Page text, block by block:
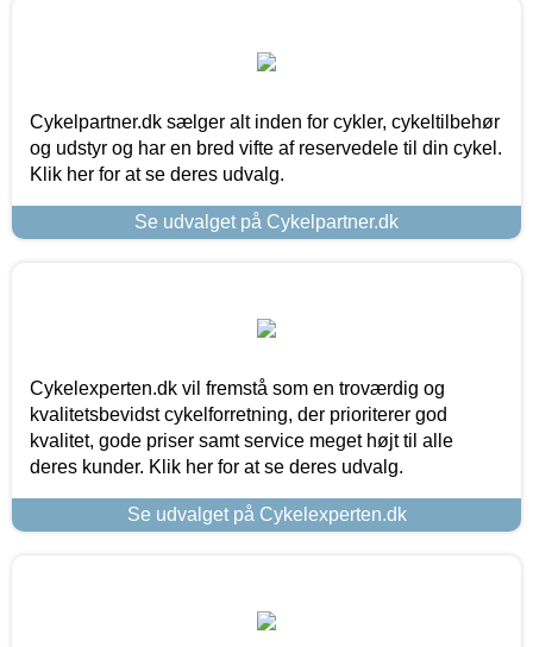
Cykelpartner.dk sælger alt inden for cykler, cykeltilbehør
og udstyr og har en bred vifte af reservedele til din cykel.
Klik her for at se deres udvalg.
Se udvalget på Cykelpartner.dk
Cykelexperten.dk vil fremstå som en troværdig og
kvalitetsbevidst cykelforretning, der prioriterer god
kvalitet, gode priser samt service meget højt til alle
deres kunder. Klik her for at se deres udvalg.
Se udvalget på Cykelexperten.dk